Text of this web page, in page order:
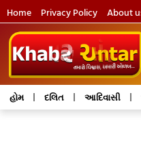
Home Privacy Policy About
હોમ દલિત આદિવાસી